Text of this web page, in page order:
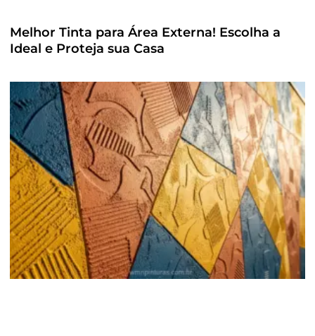
Melhor Tinta para Área Externa! Escolha a
Ideal e Proteja sua Casa